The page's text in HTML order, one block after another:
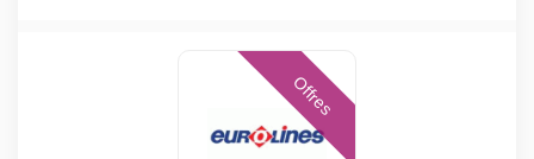
Offres